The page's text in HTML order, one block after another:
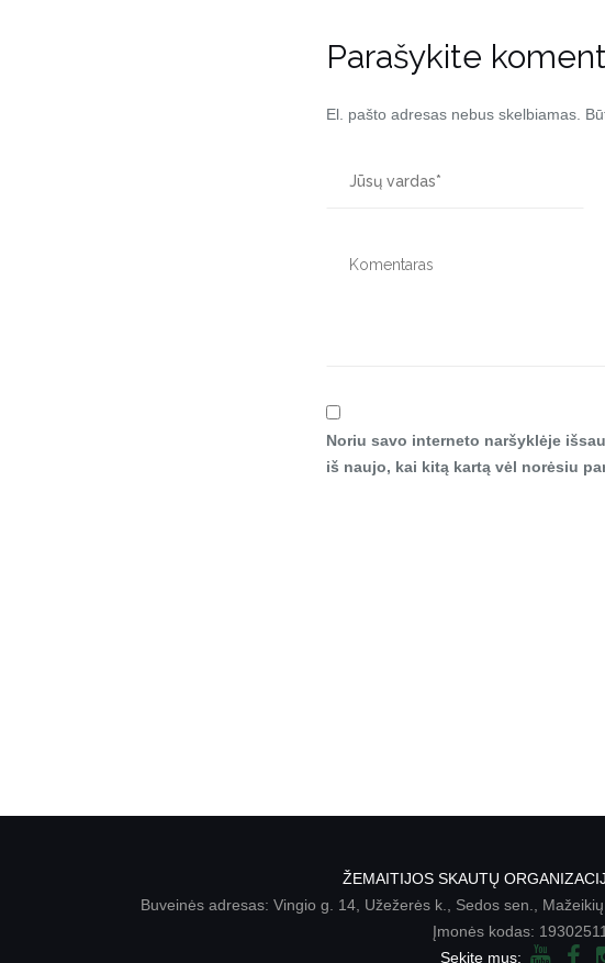
Parašykite
El. pašto adresas nebus skelbiamas.
Noriu savo interneto naršyklėje
iš naujo, kai kitą kartą vėl norėsiu
ŽEMAITIJOS SKAUTŲ
Buveinės adresas: Vingio g. 14, Užežerės k., Sedos sen., Mažeikių
Įmonės kodas:
Sekite mus: